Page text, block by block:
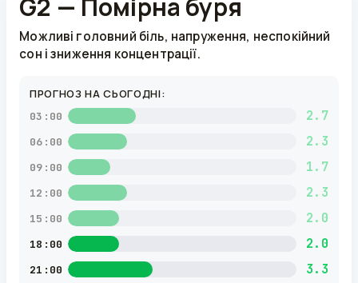
G2 — Помірна буря
Можливі головний біль, напруження, неспокійний
сон і зниження концентрації.
ПРОГНОЗ НА СЬОГОДНІ:
03:00 2.7
06:00 2.3
09:00 1.7
12:00 2.3
15:00 2.0
18:00 2.0
21:00 3.3